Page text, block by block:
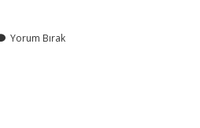
Yorum Bırak